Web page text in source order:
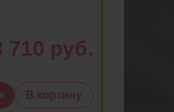
710 руб.
В корзину